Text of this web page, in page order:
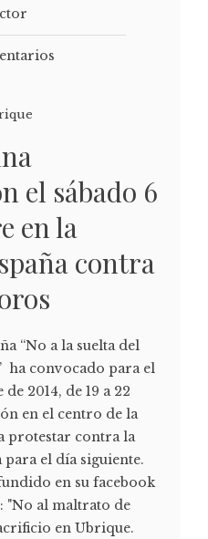
el sábado 6
en la
contra
“No a la suelta del
ha convocado para el
2014, de 19 a 22
en el centro de la
protestar contra la
el día siguiente.
en su facebook
"No al maltrato de
en Ubrique.